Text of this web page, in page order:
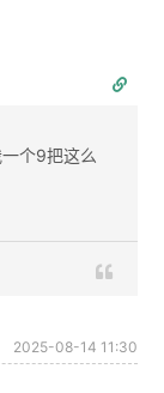
个9把这么
2025-08-14 11:30